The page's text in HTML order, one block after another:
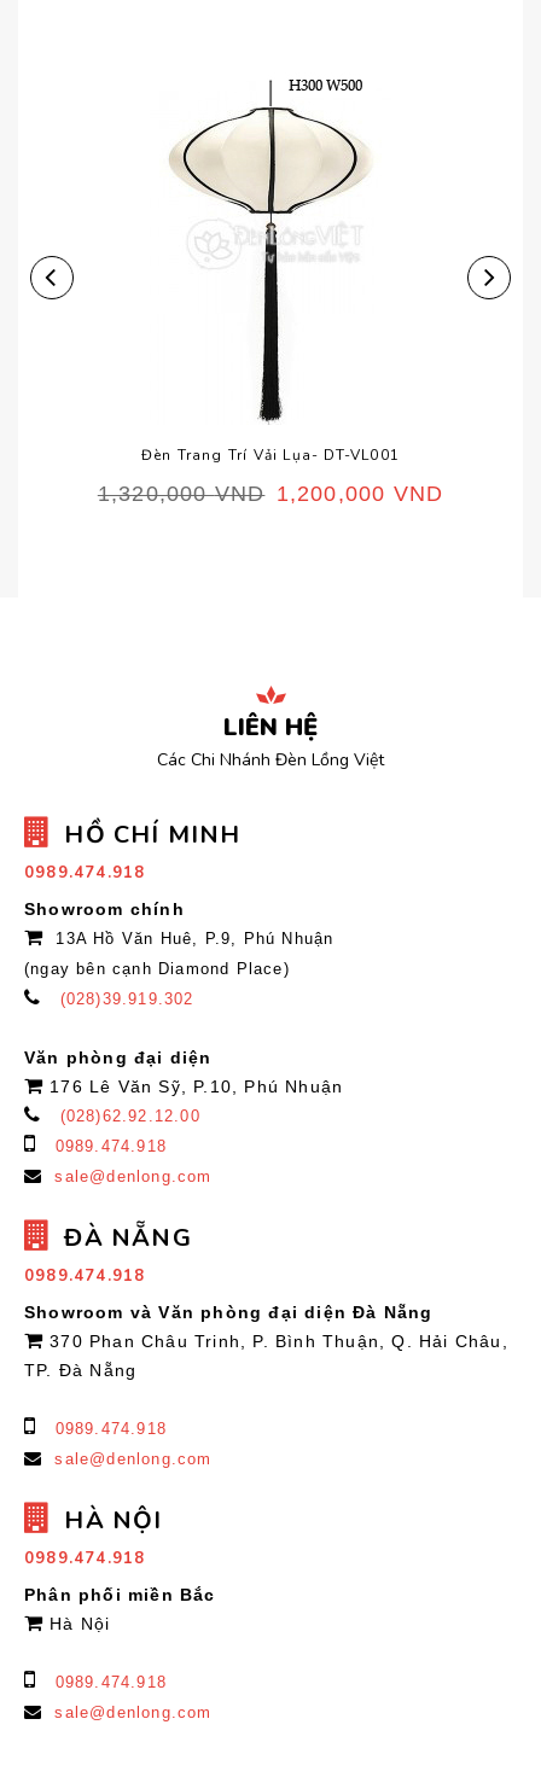
Đèn Trang Trí Vải Lụa- DT-VL001
1,320,000VND 1,200,000 VND
LIÊN HỆ
Các Chi Nhánh Đèn Lồng Việt
HỒ CHÍ MINH
0989.474.918
Showroom chính
13A Hồ Văn Huê, P.9, Phú Nhuận
(ngay bên cạnh Diamond Place)
(028)39.919.302
Văn phòng đại diện
176 Lê Văn Sỹ, P.10, Phú Nhuận
(028)62.92.12.00
0989.474.918
sale@denlong.com
ĐÀ NẴNG
0989.474.918
Showroom và Văn phòng đại diện Đà Nẵng
370 Phan Châu Trinh, P. Bình Thuận, Q. Hải Châu,
TP. Đà Nẵng
0989.474.918
sale@denlong.com
HÀ NỘI
0989.474.918
Phân phối miền Bắc
Hà Nội
0989.474.918
sale@denlong.com